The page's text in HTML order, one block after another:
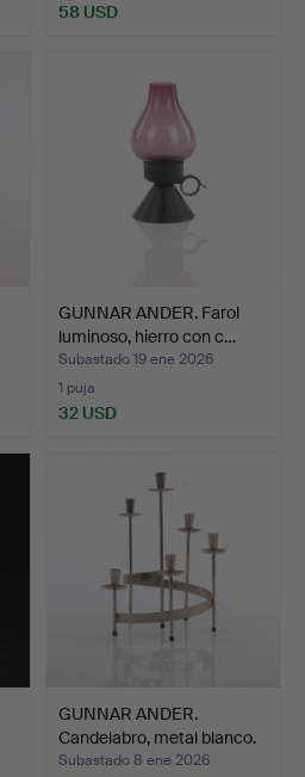
58 USD
GUNNAR ANDER. Farol
luminoso, hierro con c…
Subastado 19 ene 2026
1 puja
32 USD
GUNNAR ANDER.
Candelabro, metal blanco.
Subastado 8 ene 2026